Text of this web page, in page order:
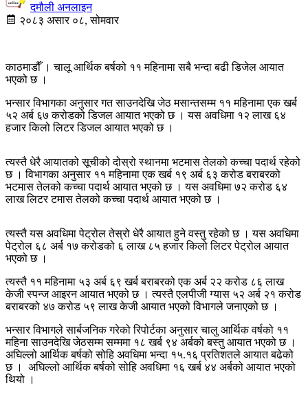
दमौली अनलाइन
२०८३ असार ०८, सोमवार
काठमाडौँ । चालू आर्थिक बर्षको ११ महिनामा सबै भन्दा बढी डिजेल आयात
भएको छ ।
भन्सार विभागका अनुसार गत साउनदेखि जेठ मसान्तसम्म ११ महिनामा एक खर्ब
५२ अर्ब ६७ करोडको डिजल आयात भएको छ । यस अवधिमा १२ लाख ६४
हजार किलो लिटर डिजल आयात भएको छ ।
त्यस्तै धेरै आयातको सूचीको दोस्रो स्थानमा भटमास तेलको कच्चा पदार्थ रहेको
छ । विभागका अनुसार ११ महिनामा एक खर्ब १९ अर्ब ६३ करोड बराबरको
भटमास तेलको कच्चा पदार्थ आयात भएको छ । यस अवधिमा ७२ करोड ६४
लाख लिटर टमास तेलको कच्चा पदार्थ आयात भएको छ ।
त्यस्तै यस अवधिमा पेट्रोल तेस्रो धेरै आयात हुने वस्तु रहेको छ । यस अवधिमा
पेट्रोल ६८ अर्ब १७ करोडको ६ लाख ८५ हजार किलो लिटर पेट्रोल आयात
भएको छ ।
त्यस्तै ११ महिनामा ५३ अर्ब ६९ खर्ब बराबरको एक अर्ब २२ करोड ८६ लाख
केजी स्पन्ज आइरन आयात भएको छ । त्यस्तै एलपीजी ग्यास ५२ अर्ब २१ करोड
बराबरको ४७ करोड ५९ लाख केजी आयात भएको विभागले जनाएको छ ।
भन्सार विभागले सार्बजनिक गरेको रिपोर्टका अनुसार चालु आर्थिक वर्षको ११
महिना साउनदेखि जेठसम्म सम्ममा १८ खर्ब ९४ अर्बको बस्तु आयात भएको छ ।
अघिल्लो आर्थिक बर्षको सोहि अवधिमा भन्दा १५.१६ प्रतिशतले आयात बढेको
छ । अघिल्लो आर्थिक बर्षको सोहि अवधिमा १६ खर्ब ४४ अर्बको आयात भएको
थियो ।